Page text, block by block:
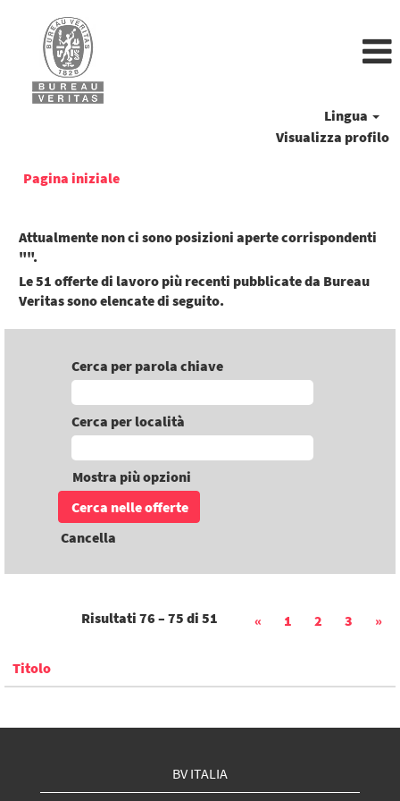
Lingua
Visualizza profilo
Pagina iniziale
Attualmente non ci sono posizioni aperte corrispondenti
"".
Le 51 offerte di lavoro più recenti pubblicate da Bureau
Veritas sono elencate di seguito.
Cerca per parola chiave
Cerca per località
Mostra più opzioni
Cancella
Risultati 76 – 75 di 51 « 1 2 3 »
Titolo
BV ITALIA